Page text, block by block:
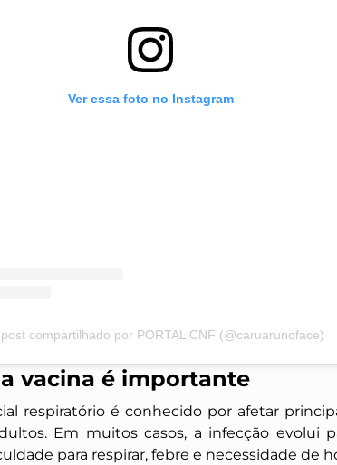
Ver essa foto no Instagram
compartilhado por PORTAL CNF (@caruarunoface)
vacina é importante
respiratório é conhecido por afetar
Em muitos casos, a infecção evolui
para respirar, febre e necessidade de